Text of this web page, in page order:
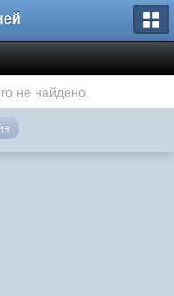
не найдено.